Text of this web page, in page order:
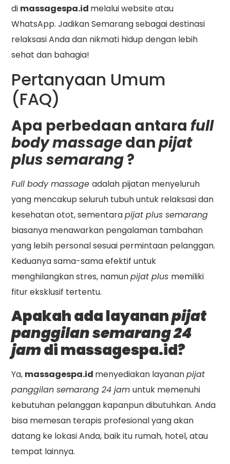
di massagespa.id melalui website atau
WhatsApp. Jadikan Semarang sebagai destinasi
relaksasi Anda dan nikmati hidup dengan lebih
sehat dan bahagia!
Pertanyaan Umum
(FAQ)
Apa perbedaan antarafull
body massagedanpijat
plus semarang?
Full body massageadalah pijatan menyeluruh
yang mencakup seluruh tubuh untuk relaksasi dan
kesehatan otot, sementarapijat plus semarang
biasanya menawarkan pengalaman tambahan
yang lebih personal sesuai permintaan pelanggan.
Keduanya sama-sama efektif untuk
menghilangkan stres, namunpijat plus memiliki
fitur eksklusif tertentu.
Apakah ada layananpijat
panggilan semarang 24
jamdi massagespa.id?
Ya, massagespa.id menyediakan layananpijat
panggilan semarang 24 jamuntuk memenuhi
kebutuhan pelanggan kapanpun dibutuhkan. Anda
bisa memesan terapis profesional yang akan
datang ke lokasi Anda, baik itu rumah, hotel, atau
tempat lainnya.